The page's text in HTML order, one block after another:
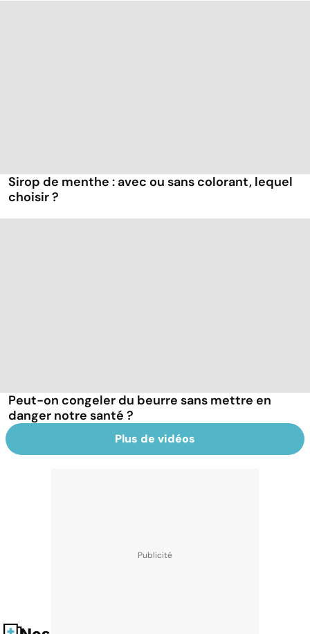
Sirop de menthe : avec ou sans colorant, lequel
choisir ?
Peut-on congeler du beurre sans mettre en
danger notre santé ?
Plus de vidéos